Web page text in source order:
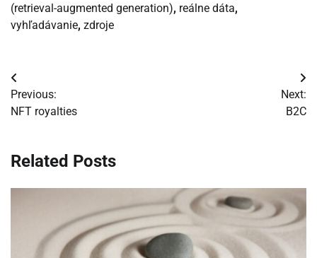
(retrieval-augmented generation), reálne dáta,
vyhľadávanie, zdroje
Navigácia
v
Previous:
NFT royalties
Next:
B2C
Related Posts